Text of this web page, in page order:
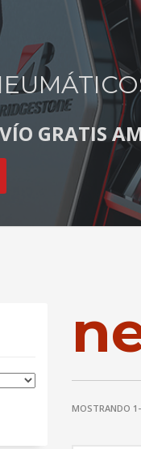
GRATIS
MOSTRANDO